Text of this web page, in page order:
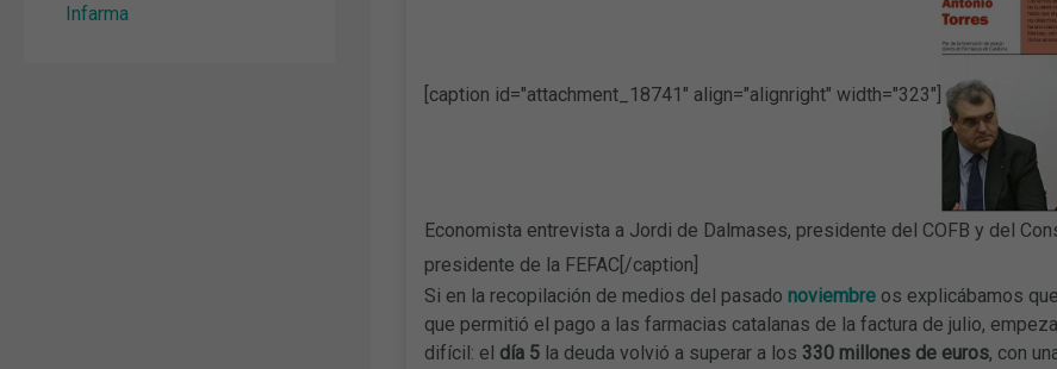
Infarma
[caption id="attachment_18741" align="alignright" width="323"]
Economista entrevista a Jordi de Dalmases, presidente del COFB y del
presidente de la FEFAC[/caption]
Si en la recopilación de medios del pasado noviembreos explicábamos que
que permitió el pago a las farmacias catalanas de la factura de julio,
difícil: el día 5la deuda volvió a superar a los 330 millones de euros, con